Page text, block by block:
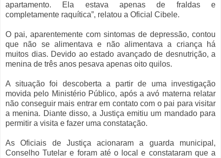
apartamento. Ela estava apenas de fraldas e
completamente raquítica”, relatou a Oficial Cibele.
O pai, aparentemente com sintomas de depressão, contou
que não se alimentava e não alimentava a criança há
muitos dias. Devido ao estado avançado de desnutrição, a
menina de três anos pesava apenas oito quilos.
A situação foi descoberta a partir de uma investigação
movida pelo Ministério Público, após a avó materna relatar
não conseguir mais entrar em contato com o pai para visitar
a menina. Diante disso, a Justiça emitiu um mandado para
permitir a visita e fazer uma constatação.
As Oficiais de Justiça acionaram a guarda municipal,
Conselho Tutelar e foram até o local e constataram que a